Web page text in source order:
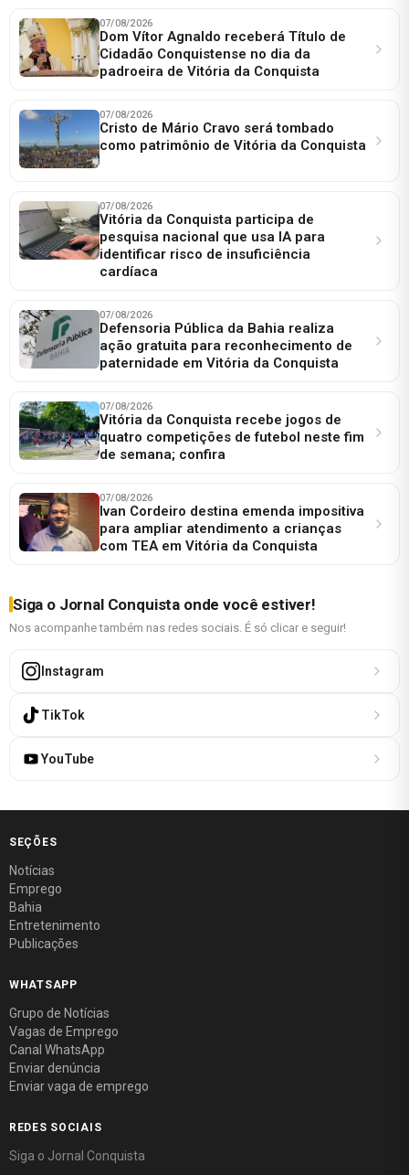
07/08/2026
Dom Vítor Agnaldo receberá Título de
Cidadão Conquistense no dia da
padroeira de Vitória da Conquista
07/08/2026
Cristo de Mário Cravo será tombado
como patrimônio de Vitória da Conquista
07/08/2026
Vitória da Conquista participa de
pesquisa nacional que usa IA para
identificar risco de insuficiência
cardíaca
07/08/2026
Defensoria Pública da Bahia realiza
ação gratuita para reconhecimento de
paternidade em Vitória da Conquista
07/08/2026
Vitória da Conquista recebe jogos de
quatro competições de futebol neste fim
de semana; confira
07/08/2026
Ivan Cordeiro destina emenda impositiva
para ampliar atendimento a crianças
com TEA em Vitória da Conquista
Siga o Jornal Conquista onde você estiver!
Nos acompanhe também nas redes sociais. É só clicar e seguir!
Instagram
TikTok
YouTube
SEÇÕES
Notícias
Emprego
Bahia
Entretenimento
Publicações
WHATSAPP
Grupo de Notícias
Vagas de Emprego
Canal WhatsApp
Enviar denúncia
Enviar vaga de emprego
REDES SOCIAIS
Siga o Jornal Conquista